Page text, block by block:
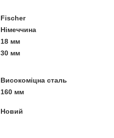
Fischer
Німеччина
18 мм
30 мм
Високоміцна сталь
160 мм
Новий